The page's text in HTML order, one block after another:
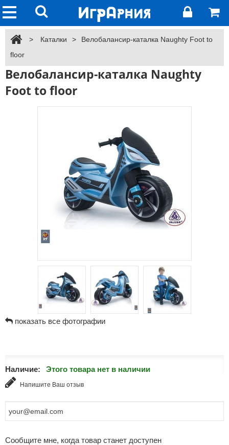
> Каталки >
Велобалансир-каталка Naughty Foot to
floor
Велобалансир-каталка Naughty
Foot to floor
показать все фотографии
Наличие: Этого товара нет в наличии
Напишите Ваш отзыв
Сообщите мне, когда товар станет доступен